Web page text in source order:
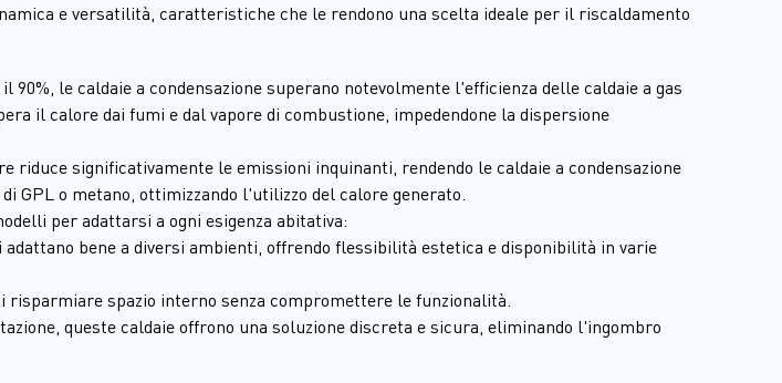
e versatilità, caratteristiche che le rendono una scelta ideale per il riscaldamento
90%, le caldaie a condensazione superano notevolmente l'efficienza delle caldaie a gas
il calore dai fumi e dal vapore di combustione, impedendone la dispersione
riduce significativamente le emissioni inquinanti, rendendo le caldaie a condensazione
GPL o metano, ottimizzando l'utilizzo del calore generato.
per adattarsi a ogni esigenza abitativa:
bene a diversi ambienti, offrendo flessibilità estetica e disponibilità in varie
spazio interno senza compromettere le funzionalità.
queste caldaie offrono una soluzione discreta e sicura, eliminando l'ingombro